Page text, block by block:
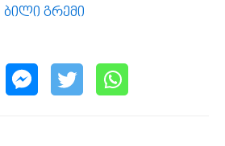
ბილი გრემი